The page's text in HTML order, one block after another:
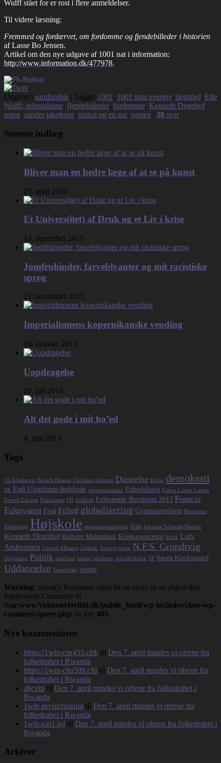
Wulff stået for er rost i flere anmeldelser.
Til videre læsning:
Fremmed og fordærvet, om fordomme og fjendebilleder i historien
af Lasse Bo Jensen.
Artikel om den nye udgave af 1001 nat i information:
http://www.information.dk/477978.
Udgivet i samfundsk | Tagget 1001 , 1001 nats eventyr, degnbol, Elle
Wulff; orientalisme, fjendebilleder, fordomme, Kenneth Degnbol,
østen, sander jakobsen, tusind og en nat, vesten | 38 svar
Seneste indlæg
Bliver man en bedre læge af at se på kunst
25. april 2016
Et Univers(itet) af Druk og et Liv i krise
13. december 2015
Jomfruhinder, farveblyanter og mit racistiske
sprog
21. november 2015
Imperialismens kopernikanske vending
18. oktober 2015
Uopdragelse
20. juli 2015
Alt det gode i mit ho’ed
4. juni 2015
Tags
Ali Khamenei Barack Obama Christine Antorini Dannelse Debat demokrati
DF Egå Ungdoms-højskole eksistentialisme Enhedslisten Esben Lunde Larsen
Fareed Zakaria Feminisme FN fodbold Folkemøde Bornholm 2013 Francis
Fukuyama Fred Frihed globalisering Gymnasiereform Historiens
Afslutning Højskole internationalisering Iran Johanne Schmidt-Nielsen
Kenneth Degnbol Kishore Mahbubani Konkurrencestat kritik Lars
Andreassen Liberal Alliance Lighed. livsoplysning N.F.S. Grundtvig
Oplysning Politik samfund sander jakobsen selvudvikling SF Søren Kierkegaard
Uddannelse Venstrefløj vesten
Warning: count(): Parameter must be an array or an object that
implements Countable in
/var/www/vidanserforlidt.dk/public_html/wp-includes/class-wp-
comment-query.php on line 405
Nye kommentarer
https://1win-cnr455.cfd/til Den 7. april mindes vi ofrene fra
folkedrabet i Rwanda
https://1win-cha599.cfd til Den 7. april mindes vi ofrene fra
folkedrabet i Rwanda
abcvip til Den 7. april mindes vi ofrene fra folkedrabet i
Rwanda
1win регистрация til Den 7. april mindes vi ofrene fra
folkedrabet i Rwanda
1win-ciq1.lol til Den 7. april mindes vi ofrene fra folkedrabet i
Rwanda
Arkiver